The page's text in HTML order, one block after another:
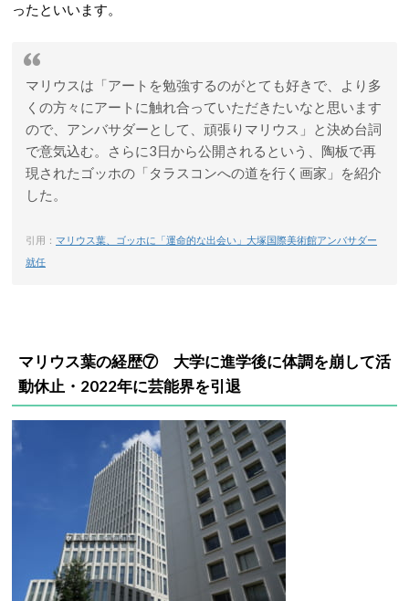
ったといいます。
マリウスは「アートを勉強するのがとても好きで、より多
くの方々にアートに触れ合っていただきたいなと思います
ので、アンバサダーとして、頑張りマリウス」と決め台詞
で意気込む。さらに3日から公開されるという、陶板で再
現されたゴッホの「タラスコンへの道を行く画家」を紹介
した。
引用： マリウス葉、ゴッホに「運命的な出会い」大塚国際美術館アンバサダー
就任
マリウス葉の経歴⑦ 大学に進学後に体調を崩して活
動休止・2022年に芸能界を引退